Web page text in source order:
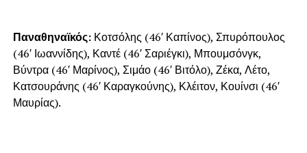
Παναθηναϊκός:Κοτσόλης (46′ Καπίνος), Σπυρόπουλος
(46′ Ιωαννίδης), Καντέ (46′ Σαριέγκι), Μπουμσόνγκ,
Βύντρα (46′ Μαρίνος), Σιμάο (46′ Βιτόλο), Ζέκα, Λέτο,
Κατσουράνης (46′ Καραγκούνης), Κλέιτον, Κουίνσι (46′
Μαυρίας).